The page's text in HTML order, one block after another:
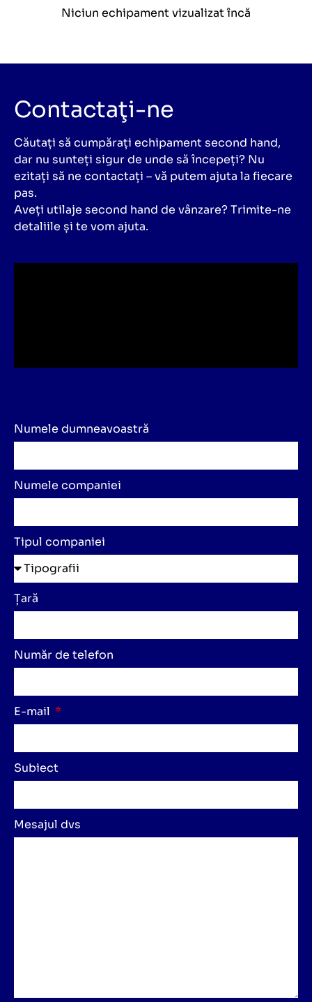
Niciun echipament vizualizat încă
Contactaţi-ne
Căutați să cumpărați echipament second hand,
dar nu sunteți sigur de unde să începeți? Nu
ezitați să ne contactați – vă putem ajuta la fiecare
pas.
Aveți utilaje second hand de vânzare? Trimite-ne
detaliile și te vom ajuta.
Numele dumneavoastră
Numele companiei
Tipul companiei
Țară
Număr de telefon
E-mail
Subiect
Mesajul dvs